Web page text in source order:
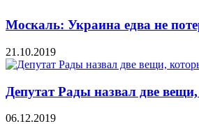
Москаль: Украина едва не
21.10.2019
Депутат Рады назвал две
06.12.2019